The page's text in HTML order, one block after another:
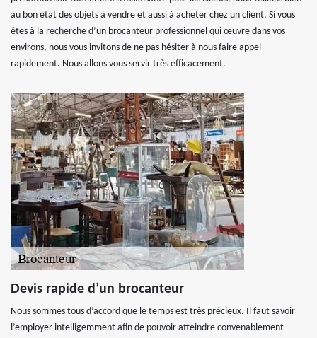
au bon état des objets à vendre et aussi à acheter chez un client. Si vous
êtes à la recherche d’un brocanteur professionnel qui œuvre dans vos
environs, nous vous invitons de ne pas hésiter à nous faire appel
rapidement. Nous allons vous servir très efficacement.
Devis rapide d’un brocanteur
Nous sommes tous d’accord que le temps est très précieux. Il faut savoir
l’employer intelligemment afin de pouvoir atteindre convenablement